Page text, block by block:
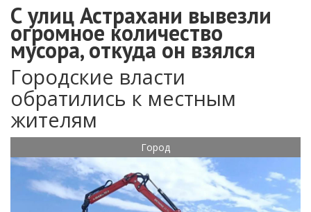
С улиц Астрахани вывезли
огромное количество
мусора, откуда он взялся
Городские власти
обратились к местным
жителям
Город